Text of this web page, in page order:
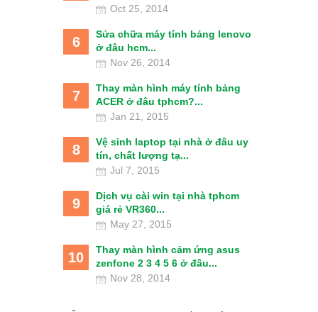
Oct 25, 2014
6
Sửa chữa máy tính bảng lenovo
ở đâu hcm...
Nov 26, 2014
7
Thay màn hình máy tính bảng
ACER ở đâu tphcm?...
Jan 21, 2015
8
Vệ sinh laptop tại nhà ở đâu uy
tín, chất lượng tạ...
Jul 7, 2015
9
Dịch vụ cài win tại nhà tphcm
giá rẻ VR360...
May 27, 2015
10
Thay màn hình cảm ứng asus
zenfone 2 3 4 5 6 ở đâu...
Nov 28, 2014